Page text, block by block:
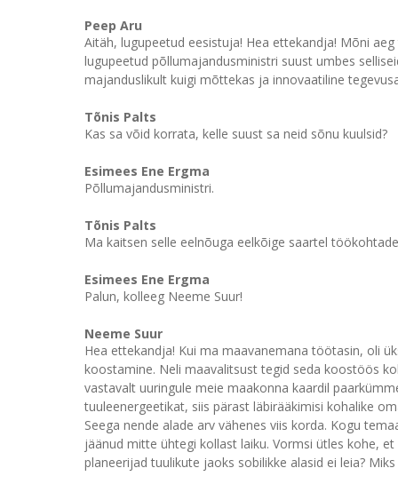
Peep Aru
Aitäh, lugupeetud eesistuja! Hea ettekandja! Mõni
lugupeetud põllumajandusministri suust umbes
majanduslikult kuigi mõttekas ja innovaatiline
Tõnis Palts
Kas sa võid korrata, kelle suust sa neid sõnu kuulsid?
Esimees Ene Ergma
Põllumajandusministri.
Tõnis Palts
Ma kaitsen selle eelnõuga eelkõige saartel
Esimees Ene Ergma
Palun, kolleeg Neeme Suur!
Neeme Suur
Hea ettekandja! Kui ma maavanemana töötasin, oli
koostamine. Neli maavalitsust tegid seda koostöös
vastavalt uuringule meie maakonna kaardil
tuuleenergeetikat, siis pärast läbirääkimisi kohalike
Seega nende alade arv vähenes viis korda. Kogu
jäänud mitte ühtegi kollast laiku. Vormsi ütles kohe,
planeerijad tuulikute jaoks sobilikke alasid ei leia?